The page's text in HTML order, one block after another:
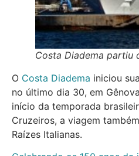
Costa Diadema partiu
O Costa Diadema iniciou
no último dia 30, em
início da temporada
Cruzeiros, a viagem
Raízes Italianas.